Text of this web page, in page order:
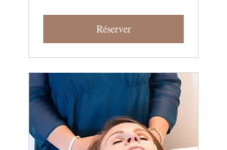
Réserver